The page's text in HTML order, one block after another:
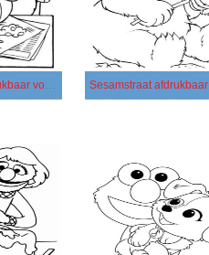
Sesamstraat afdrukbaar voor kinderen Sesamstraat afdrukbaar